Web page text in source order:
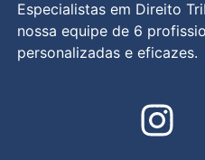
Especialistas em Direito
nossa equipe de 6
personalizadas e eficazes.